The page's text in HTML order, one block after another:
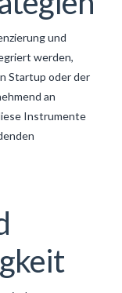
und
werden,
Startup oder der
an
Instrumente